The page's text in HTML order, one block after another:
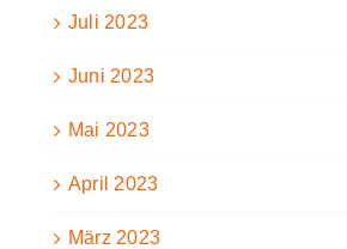
Juli 2023
Juni 2023
Mai 2023
April 2023
März 2023